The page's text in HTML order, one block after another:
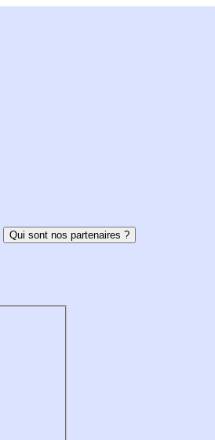
Qui sont nos partenaires ?